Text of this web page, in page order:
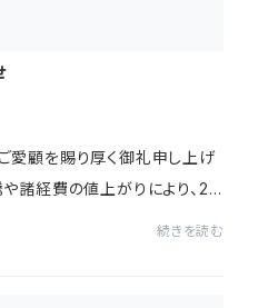
愛顧を賜り厚く御礼申し上げ
や諸経費の値上がりにより、20
続きを読む